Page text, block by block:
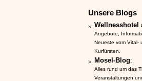
Unsere Blogs
Wellnesshotel
Angebote,
Neueste vom Vital-
Kurfürsten.
Mosel-Blog:
Alles rund um das
Veranstaltungen